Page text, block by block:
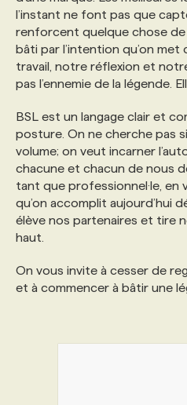
l’instant ne font pas que
renforcent quelque chose de
bâti par l’intention qu’on
travail, notre réflexion et
pas l’ennemie de la légende.
BSL est un langage clair et
posture. On ne cherche pas
volume; on veut incarner
chacune et chacun de nous
tant que professionnel·le, en
qu’on accomplit aujourd’hui
élève nos partenaires et tire
haut.
On vous invite à cesser de
et à commencer à bâtir une